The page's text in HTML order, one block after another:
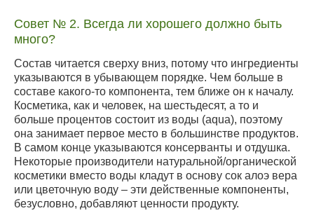
Совет № 2. Всегда ли хорошего должно быть
много?
Состав читается сверху вниз, потому что ингредиенты
указываются в убывающем порядке. Чем больше в
составе какого-то компонента, тем ближе он к началу.
Косметика, как и человек, на шестьдесят, а то и
больше процентов состоит из воды (aqua), поэтому
она занимает первое место в большинстве продуктов.
В самом конце указываются консерванты и отдушка.
Некоторые производители натуральной/органической
косметики вместо воды кладут в основу сок алоэ вера
или цветочную воду – эти действенные компоненты,
безусловно, добавляют ценности продукту.